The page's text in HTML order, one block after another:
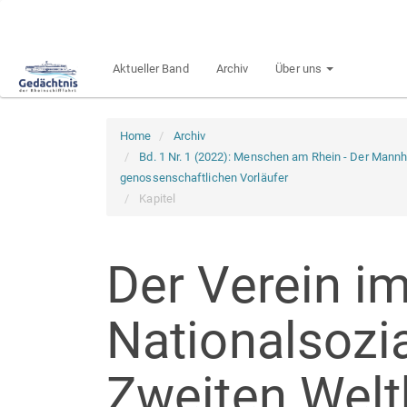
Aktueller Band Archiv Über uns
Home
Archiv
Bd. 1 Nr. 1 (2022): Menschen am Rhein - Der
genossenschaftlichen Vorläufer
Kapitel
Der Verein